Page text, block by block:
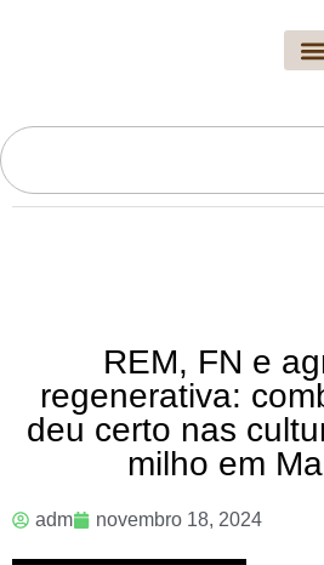
REM, FN e
regenerativa:
deu certo nas
milho em
adm novembro 18, 2024